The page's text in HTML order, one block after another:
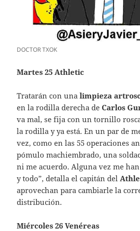
DOCTOR TXOK
Martes 25 Athletic
Tratarán con unalimpieza
en la rodilla derecha deCarlos
va mal, se fija con un tornillo
la rodilla y ya está. En un par de
vez, como en las 55 operaciones
pómulo machiembrado, una
ni me acuerdo. Alguna vez me
y todo”, detalla el capitán del
aprovechan para cambiarle la
distribución.
Miércoles 26 Venéreas